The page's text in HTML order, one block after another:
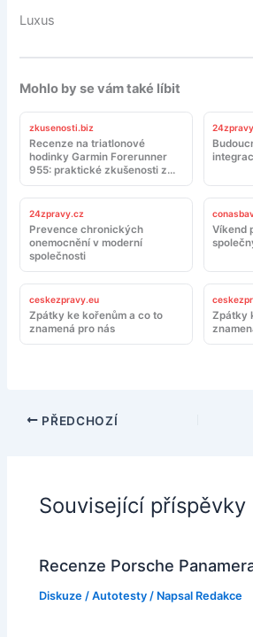
Luxus
Mohlo by se vám také líbit
zkusenosti.biz
Recenze na triatlonové
hodinky Garmin Forerunner
955: praktické zkušenosti z
tréninku a závodů
24zpravy.cz
Prevence chronických
onemocnění v moderní
společnosti
Víkend
ceskezpravy.eu
Zpátky ke kořenům a co to
znamená pro nás
Zpátky
PŘEDCHOZÍ
Související příspěvky
Recenze Porsche
Diskuze /Autotesty / Napsal Redakce